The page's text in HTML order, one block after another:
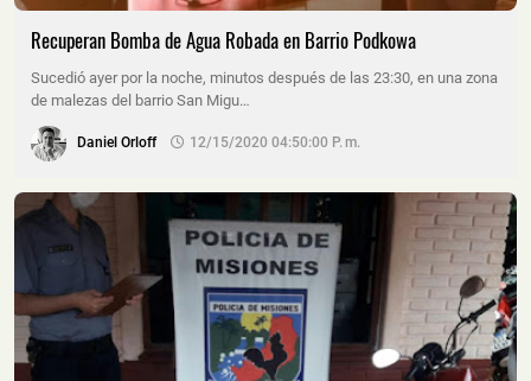
Recuperan Bomba de Agua Robada en Barrio Podkowa
Sucedió ayer por la noche, minutos después de las 23:30, en una zona
de malezas del barrio San Migu…
Daniel Orloff 12/15/2020 04:50:00 P. M.